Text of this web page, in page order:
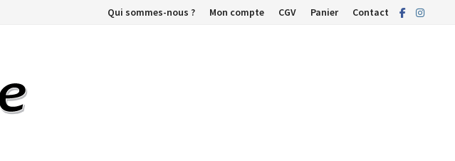
Qui sommes-nous ? Mon compte CGV Panier Contact